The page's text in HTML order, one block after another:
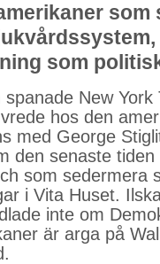
som
som
spanade New York
hos den
med George
den senaste tiden
som sedermera
i Vita Huset.
inte om
är arga på